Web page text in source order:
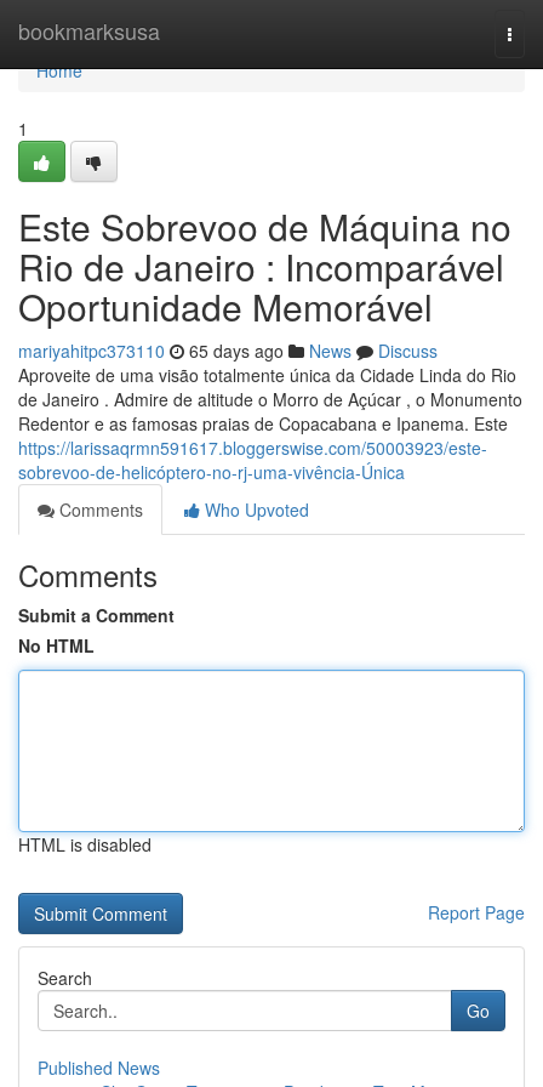
bookmarksusa
Home
Home
1
Este Sobrevoo de Máquina no
Rio de Janeiro : Incomparável
Oportunidade Memorável
mariyahitpc373110 65 days ago News
Discuss
Aproveite de uma visão totalmente única da Cidade Linda do Rio
de Janeiro . Admire de altitude o Morro de Açúcar , o Monumento
Redentor e as famosas praias de Copacabana e Ipanema. Este
https://larissaqrmn591617.bloggerswise.com/50003923/este-
sobrevoo-de-helicóptero-no-rj-uma-vivência-Única
Comments
Who Upvoted
Comments
Submit a Comment
No HTML
HTML is disabled
Report Page
Search
Go
Published News